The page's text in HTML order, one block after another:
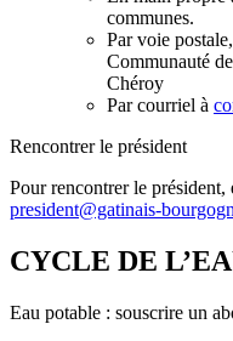
communes.
Par voie
Communauté
Chéroy
Par courriel à
Rencontrer le président
Pour rencontrer le président,
president@gatinais-
CYCLE DE
Eau potable : souscrire un